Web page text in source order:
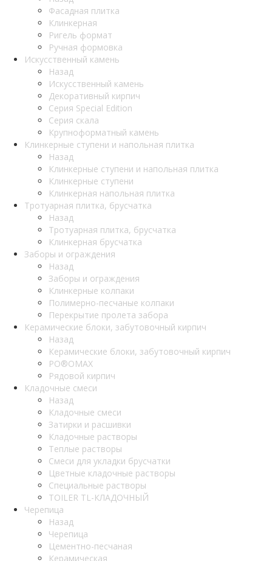
Фасадная плитка
Клинкерная
Ригель формат
Ручная формовка
Искусственный камень
Назад
Искусственный камень
Декоративный кирпич
Серия Special Edition
Серия скала
Крупноформатный камень
Клинкерные ступени и напольная плитка
Назад
Клинкерные ступени и напольная плитка
Клинкерные ступени
Клинкерная напольная плитка
Тротуарная плитка, брусчатка
Назад
Тротуарная плитка, брусчатка
Клинкерная брусчатка
Заборы и ограждения
Назад
Заборы и ограждения
Клинкерные колпаки
Полимерно-песчаные колпаки
Перекрытие пролета забора
Керамические блоки, забутовочный кирпич
Назад
Керамические блоки, забутовочный кирпич
PO®OMAX
Рядовой кирпич
Кладочные смеси
Назад
Кладочные смеси
Затирки и расшивки
Кладочные растворы
Теплые растворы
Смеси для укладки брусчатки
Цветные кладочные растворы
Специальные растворы
TOILER TL-КЛАДОЧНЫЙ
Черепица
Назад
Черепица
Цементно-песчаная
Керамическая